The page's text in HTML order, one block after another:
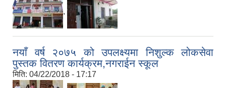
,
नयाँ वर्ष २०७५ को उपलक्ष्यमा निशुल्क लोकसेवा
पुस्तक वितरण कार्यक्रम,नगराईन स्कूल
मिति: 04/22/2018 - 17:17